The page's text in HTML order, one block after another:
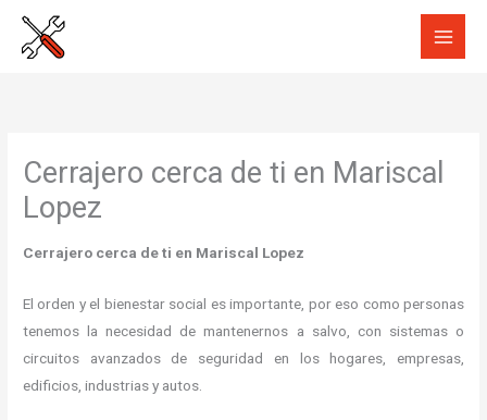
Cerrajero cerca de ti en Mariscal
Lopez
Cerrajero cerca de ti en Mariscal Lopez
El orden y el bienestar social es importante, por eso como personas
tenemos la necesidad de mantenernos a salvo, con sistemas o
circuitos avanzados de seguridad en los hogares, empresas,
edificios, industrias y autos.